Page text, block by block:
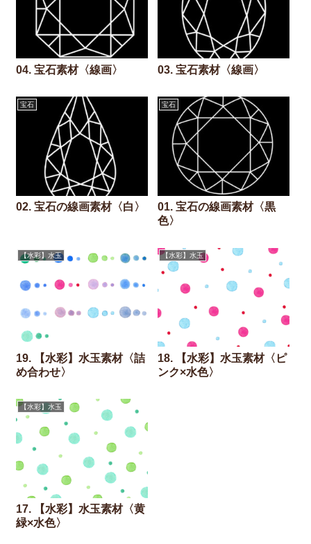
04. 宝石素材〈線画〉 03. 宝石素材〈線画〉
宝石
02. 宝石の線画素材〈白〉
宝石
01. 宝石の線画素材〈黒
色〉
【水彩】水玉
19. 【水彩】水玉素材〈詰
め合わせ〉
【水彩】水玉
18. 【水彩】水玉素材〈ピ
ンク×水色〉
【水彩】水玉
17. 【水彩】水玉素材〈黄
緑×水色〉